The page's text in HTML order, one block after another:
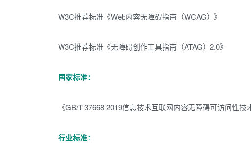
W3C推荐标准《Web内容无障碍指南（WCAG）》
W3C推荐标准《无障碍创作工具指南（ATAG）2.0》
国家标准：
《GB/T 37668-2019信息技术互联网内容无障碍可访问性技
行业标准：